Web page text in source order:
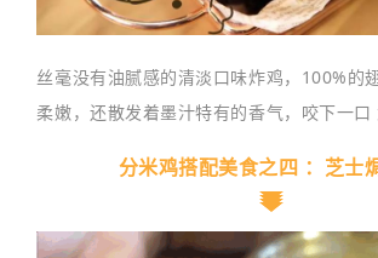
丝毫没有油腻感的清淡口味炸鸡，100%的
柔嫩，还散发着墨汁特有的香气，咬下一口
分米鸡搭配美食之四 ：芝士